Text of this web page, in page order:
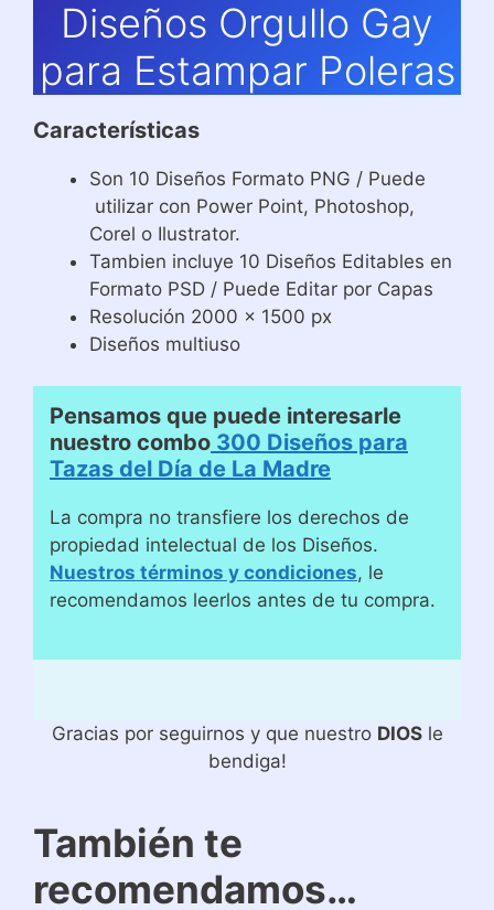
Diseños Orgullo Gay
para Estampar Poleras
Características
Son 10 Diseños Formato PNG / Puede
utilizar con Power Point, Photoshop,
Corel o Ilustrator.
Tambien incluye 10 Diseños Editables en
Formato PSD / Puede Editar por Capas
Resolución 2000 x 1500 px
Diseños multiuso
Pensamos que puede interesarle
nuestro combo 300 Diseños para
Tazas del Día de La Madre
La compra no transfiere los derechos de
propiedad intelectual de los Diseños.
Nuestros términos y condiciones, le
recomendamos leerlos antes de tu compra.
Gracias por seguirnos y que nuestro DIOSle
bendiga!
También te
recomendamos…